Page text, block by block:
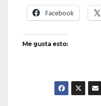
Facebook
Me gusta esto: